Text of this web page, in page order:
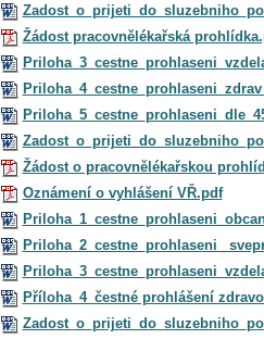
Žádost pracovnělékařská
Žádost o pracovnělékařskou
Oznámení o vyhlášení VŘ.pdf
Priloha_2_cestne_prohlaseni_
Příloha_4_čestné prohlášení